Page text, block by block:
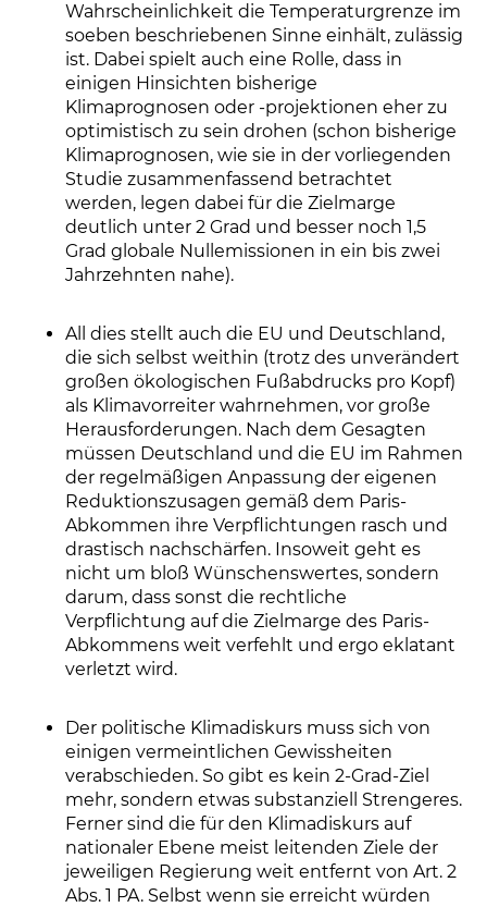
Wahrscheinlichkeit die Temperaturgrenze im
soeben beschriebenen Sinne einhält, zulässig
ist. Dabei spielt auch eine Rolle, dass in
einigen Hinsichten bisherige
Klimaprognosen oder -projektionen eher zu
optimistisch zu sein drohen (schon bisherige
Klimaprognosen, wie sie in der vorliegenden
Studie zusammenfassend betrachtet
werden, legen dabei für die Zielmarge
deutlich unter 2 Grad und besser noch 1,5
Grad globale Nullemissionen in ein bis zwei
Jahrzehnten nahe).
All dies stellt auch die EU und Deutschland,
die sich selbst weithin (trotz des unverändert
großen ökologischen Fußabdrucks pro Kopf)
als Klimavorreiter wahrnehmen, vor große
Herausforderungen. Nach dem Gesagten
müssen Deutschland und die EU im Rahmen
der regelmäßigen Anpassung der eigenen
Reduktionszusagen gemäß dem Paris-
Abkommen ihre Verpflichtungen rasch und
drastisch nachschärfen. Insoweit geht es
nicht um bloß Wünschenswertes, sondern
darum, dass sonst die rechtliche
Verpflichtung auf die Zielmarge des Paris-
Abkommens weit verfehlt und ergo eklatant
verletzt wird.
Der politische Klimadiskurs muss sich von
einigen vermeintlichen Gewissheiten
verabschieden. So gibt es kein 2-Grad-Ziel
mehr, sondern etwas substanziell Strengeres.
Ferner sind die für den Klimadiskurs auf
nationaler Ebene meist leitenden Ziele der
jeweiligen Regierung weit entfernt von Art. 2
Abs. 1 PA. Selbst wenn sie erreicht würden 